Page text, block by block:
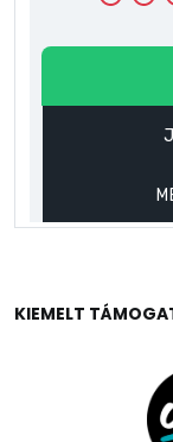
KIEMELT